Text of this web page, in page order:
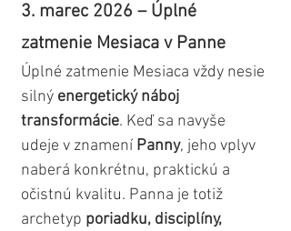
3. marec 2026 – Úplné
zatmenie Mesiaca v Panne
Úplné zatmenie Mesiaca vždy nesie
silný energetický náboj
transformácie. Keď sa navyše
udeje v znamení Panny, jeho vplyv
naberá konkrétnu, praktickú a
očistnú kvalitu. Panna je totiž
archetyp poriadku, disciplíny,